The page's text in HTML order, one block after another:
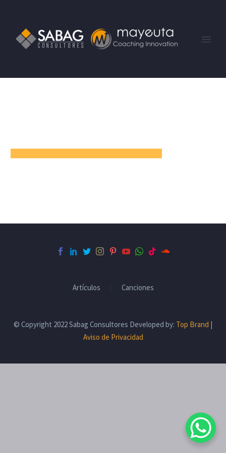
Artículos Canciones
© Copyright 2022 Sabag Consultores Developed by: Top Brand |
Aviso de Privacidad